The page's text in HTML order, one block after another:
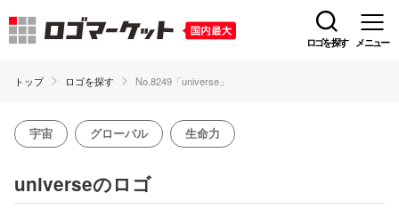
ロゴを探す メニュー
トップ ロゴを探す No.8249「universe」
宇宙 グローバル 生命力
universeのロゴ